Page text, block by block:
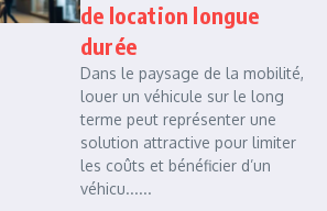
de location longue
durée
Dans le paysage de la mobilité,
louer un véhicule sur le long
terme peut représenter une
solution attractive pour limiter
les coûts et bénéficier d’un
véhicu......